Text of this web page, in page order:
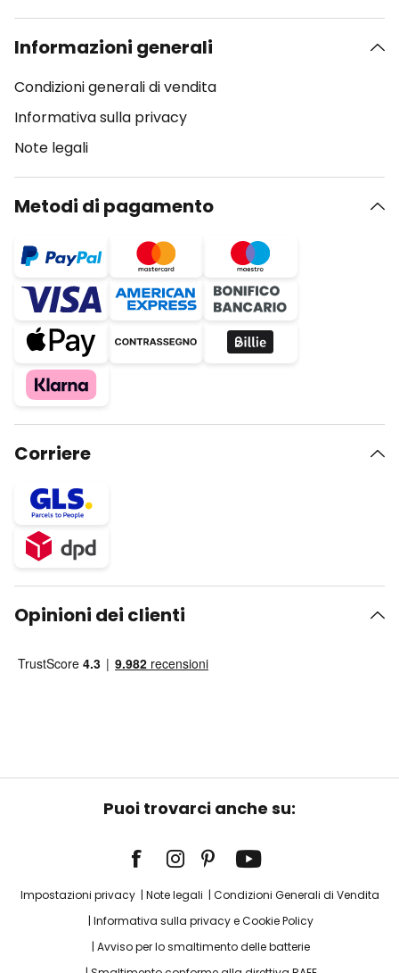
Informazioni generali
Condizioni generali di vendita
Informativa sulla privacy
Note legali
Metodi di pagamento
Corriere
Opinioni dei clienti
Puoi trovarci anche su:
Impostazioni privacy Note legali
Condizioni Generali di Vendita
Informativa sulla privacy e Cookie Policy
Avviso per lo smaltimento delle batterie